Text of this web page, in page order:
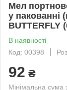
Мел
у пакованні
BUTTERFLY
В наявності
Код: 00398
92 ₴
Мінімальна